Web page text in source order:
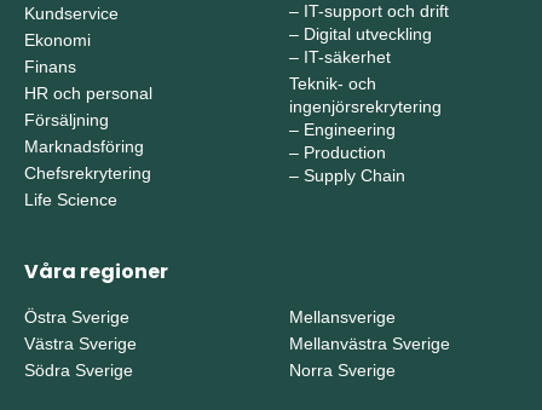
Kundservice
Ekonomi
Finans
HR och personal
Försäljning
Marknadsföring
Chefsrekrytering
Life Science
– IT-support och drift
– Digital utveckling
– IT-säkerhet
Teknik- och
ingenjörsrekrytering
– Engineering
– Production
– Supply Chain
Våra regioner
Östra Sverige
Västra Sverige
Södra Sverige
Mellansverige
Mellanvästra Sverige
Norra Sverige